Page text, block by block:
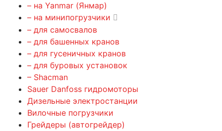
– на Yanmar (Янмар)
– на минипогрузчики
– для самосвалов
– для башенных кранов
– для гусеничных кранов
– для буровых установок
– Shacman
Sauer Danfoss гидромоторы
Дизельные электростанции
Вилочные погрузчики
Грейдеры (автогрейдер)